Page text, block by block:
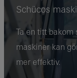
Schücos
Ta en titt bakom
maskiner kan
mer effektiv.